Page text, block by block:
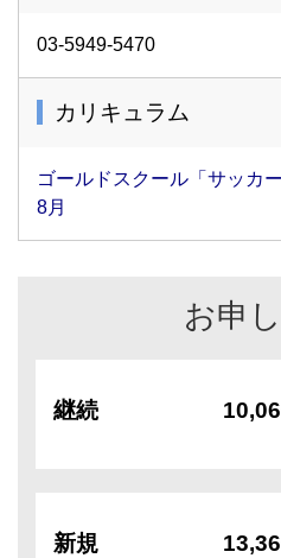
03-5949-5470
カリキュラム
ゴールドスクール「サッカ
8月
お申
継続
新規